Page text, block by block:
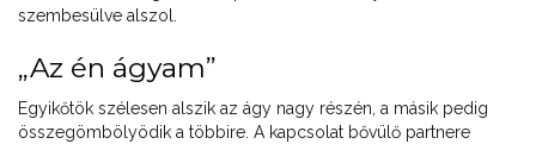
szembesülve alszol.
„Az én ágyam”
Egyikőtök szélesen alszik az ágy nagy részén, a másik pedig
összegömbölyödik a többire. A kapcsolat bővülő partnere